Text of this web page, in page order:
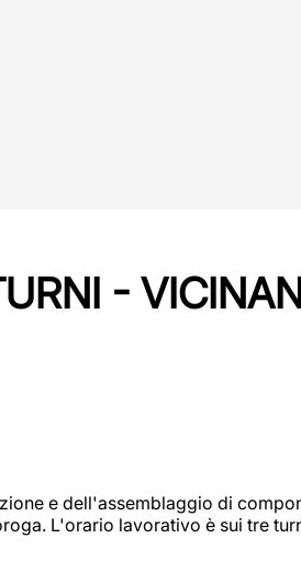
-
e dell'assemblaggio di
L'orario lavorativo è sui tre